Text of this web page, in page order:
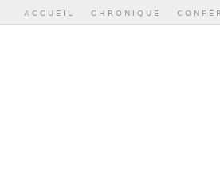
ACCUEIL CHRONIQUE